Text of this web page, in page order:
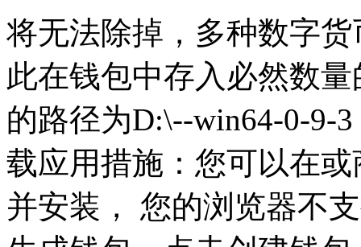
将无法除掉，多种数字
此在钱包中存入必然数
的路径为D:\--win64-0-9-
载应用措施：您可以在
并安装， 您的浏览器不